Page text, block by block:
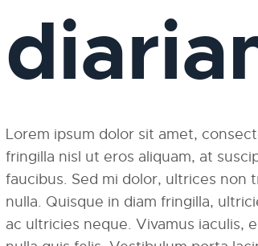
Lorem ipsum dolor sit amet,
fringilla nisl ut eros aliquam, at
faucibus. Sed mi dolor, ultrices non
nulla. Quisque in diam fringilla,
ac ultricies neque. Vivamus iaculis,